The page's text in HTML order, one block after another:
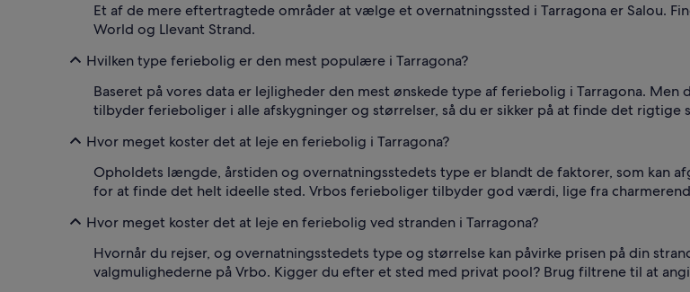
Et af de mere eftertragtede områder at vælge et overnatningssted i Tarragona er Salou.
World og Llevant Strand.
Hvilken type feriebolig er den mest populære i Tarragona?
Baseret på vores data er lejligheder den mest ønskede type af feriebolig i Tarragona.
tilbyder ferieboliger i alle afskygninger og størrelser, så du er sikker på at finde det rigtige
Hvor meget koster det at leje en feriebolig i Tarragona?
Opholdets længde, årstiden og overnatningsstedets type er blandt de faktorer, som kan
for at finde det helt ideelle sted. Vrbos ferieboliger tilbyder god værdi, lige fra
Hvor meget koster det at leje en feriebolig ved stranden i Tarragona?
Hvornår du rejser, og overnatningsstedets type og størrelse kan påvirke prisen på din
valgmulighederne på Vrbo. Kigger du efter et sted med privat pool? Brug filtrene til at